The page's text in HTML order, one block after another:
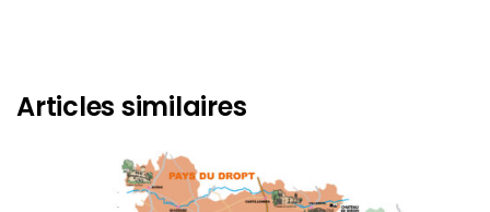
Articles similaires